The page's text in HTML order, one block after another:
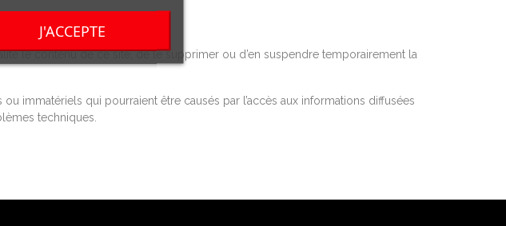
le contenu de ce site, de le supprimer ou d’en suspendre temporairement la
immatériels qui pourraient être causés par l’accès aux informations diffusées
techniques.
J'ACCEPTE